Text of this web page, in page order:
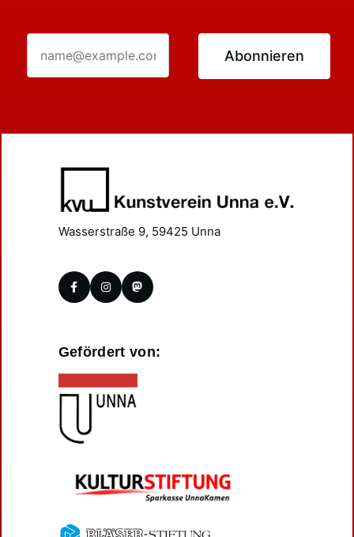
Abonnieren
Wasserstraße 9, 59425 Unna
Gefördert von: